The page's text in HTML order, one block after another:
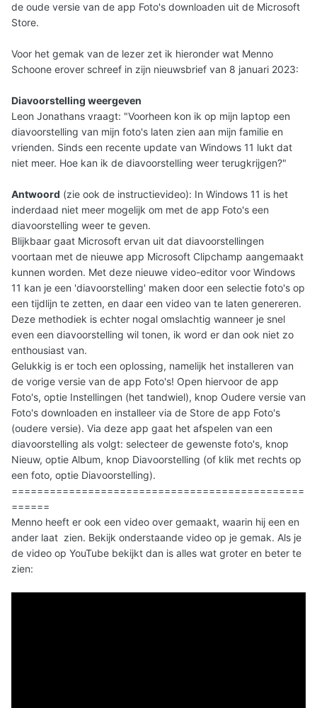
de oude versie van de app Foto's downloaden uit de Microsoft
Store.
Voor het gemak van de lezer zet ik hieronder wat Menno
Schoone erover schreef in zijn nieuwsbrief van 8 januari 2023:
Diavoorstelling weergeven
Leon Jonathans vraagt: "Voorheen kon ik op mijn laptop een
diavoorstelling van mijn foto's laten zien aan mijn familie en
vrienden. Sinds een recente update van Windows 11 lukt dat
niet meer. Hoe kan ik de diavoorstelling weer terugkrijgen?"
Antwoord (zie ook de instructievideo): In Windows 11 is het
inderdaad niet meer mogelijk om met de app Foto's een
diavoorstelling weer te geven.
Blijkbaar gaat Microsoft ervan uit dat diavoorstellingen
voortaan met de nieuwe app Microsoft Clipchamp aangemaakt
kunnen worden. Met deze nieuwe video-editor voor Windows
11 kan je een 'diavoorstelling' maken door een selectie foto's op
een tijdlijn te zetten, en daar een video van te laten genereren.
Deze methodiek is echter nogal omslachtig wanneer je snel
even een diavoorstelling wil tonen, ik word er dan ook niet zo
enthousiast van.
Gelukkig is er toch een oplossing, namelijk het installeren van
de vorige versie van de app Foto's! Open hiervoor de app
Foto's, optie Instellingen (het tandwiel), knop Oudere versie van
Foto's downloaden en installeer via de Store de app Foto's
(oudere versie). Via deze app gaat het afspelen van een
diavoorstelling als volgt: selecteer de gewenste foto's, knop
Nieuw, optie Album, knop Diavoorstelling (of klik met rechts op
een foto, optie Diavoorstelling).
==============================================
======
Menno heeft er ook een video over gemaakt, waarin hij een en
ander laat zien. Bekijk onderstaande video op je gemak. Als je
de video op YouTube bekijkt dan is alles wat groter en beter te
zien: